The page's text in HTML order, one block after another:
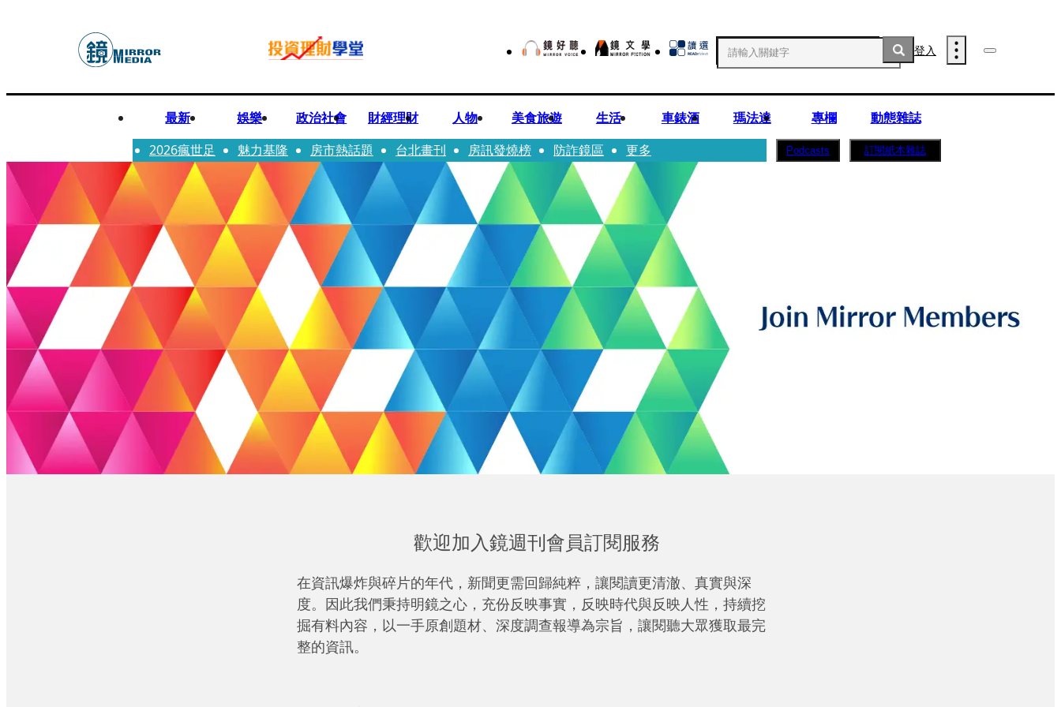
登入
最新 娛樂 政治社會 財經理財 人物 美食旅遊 生活 車錶酒 瑪法達 專欄
動態雜誌
2026瘋世足
魅力基隆 房市熱話題 台北畫刊 房訊發燒榜 防詐鏡區 更多 Podcasts 訂閱紙本雜誌
歡迎加入鏡週刊會員訂閱服務
在資訊爆炸與碎片的年代，新聞更需回歸純粹，讓閱讀更清澈、真實與深
度。因此我們秉持明鏡之心，充份反映事實，反映時代與反映人性，持續挖
掘有料內容，以一手原創題材、深度調查報導為宗旨，讓閱聽大眾獲取最完
整的資訊。